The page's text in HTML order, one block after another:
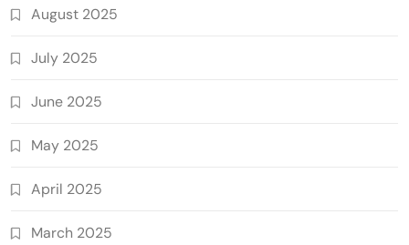
August 2025
July 2025
June 2025
May 2025
April 2025
March 2025